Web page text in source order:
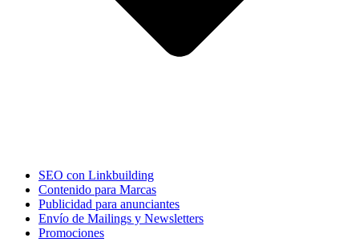
SEO con Linkbuilding
Contenido para Marcas
Publicidad para anunciantes
Envío de Mailings y Newsletters
Promociones